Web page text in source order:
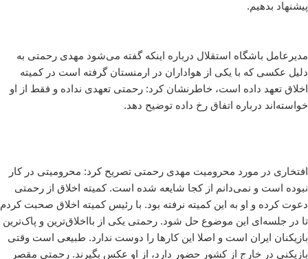
پیشنهاد بدهیم.
مدیرعامل باشگاه استقلال درباره اینکه گفته می‌شود مهدی رحمتی به
دلیل عکسی که با یکی از هواداران در ارمنستان گرفته است در کمیته
اخلاق تعهد داده است، خاطرنشان کرد: رحمتی تعهدی نداده و فقط از او
خواسته‌اند درباره اتفاق رخ داده توضیح دهد.
افتخاری در مورد محرومیت مهدی رحمتی تصریح کرد: محرومیتی در کار
نبوده است و نمی‌دانم از کجا شایعه شده است. کمیته اخلاق از رحمتی
دعوت کرده و او به این کمیته نرفته بود. با رئیس کمیته اخلاق صحبت کردم
تا در جلسه‌ای این موضوع حل شود. رحمتی یکی از بااخلاق‌ترین و پاک‌ترین
بازیکنان ایران است و اصلا این کارها را دوست ندارد. طبیعی است وقتی
بازیکنی در خارج از کشور حضور دارد، از او عکس بگیرند. رحمتی مقصر